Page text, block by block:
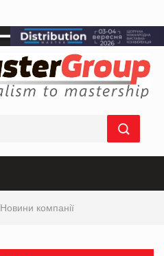
Новини компанії